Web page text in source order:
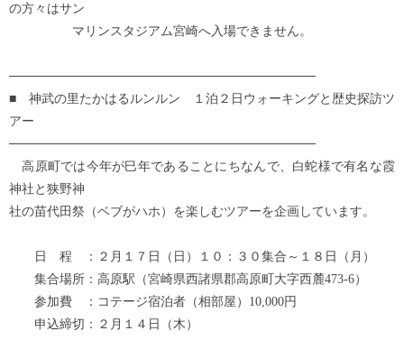
の方々はサン
マリンスタジアム宮崎へ入場できません。
──────────────────────────────────
■ 神武の里たかはるルンルン １泊２日ウォーキングと歴史探訪ツ
アー
──────────────────────────────────
高原町では今年が巳年であることにちなんで、白蛇様で有名な霞
神社と狭野神
社の苗代田祭（ベブがハホ）を楽しむツアーを企画しています。
日 程 ：２月１７日（日）１０：３０集合～１８日（月）
集合場所：高原駅（宮崎県西諸県郡高原町大字西麓473-6）
参加費 ：コテージ宿泊者（相部屋）10,000円
申込締切：２月１４日（木）